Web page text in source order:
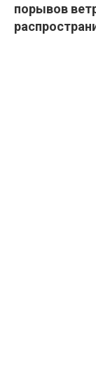
порывов